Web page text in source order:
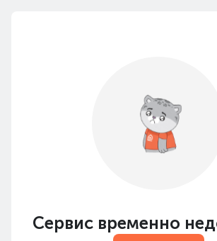
Сервис временно